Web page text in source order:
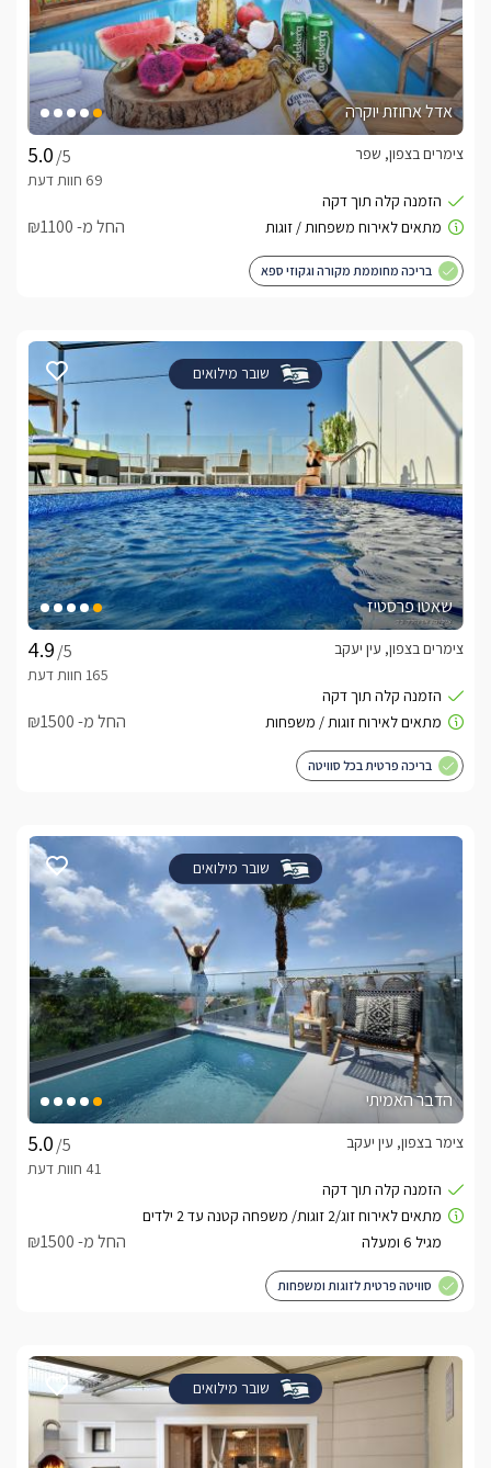
אדל אחוזת יוקרה
/5
צימרים בצפון, שפר
החל מ- ₪1100
בריכה מחוממת מקורה וגקוזי ספא
שובר מילואים
שאטו פרסטיז
/5
צימרים בצפון, עין יעקב
החל מ- ₪1500
בריכה פרטית בכל סוויטה
שובר מילואים
הדבר האמיתי
/5
צימר בצפון, עין יעקב
החל מ- ₪1500
סוויטה פרטית לזוגות ומשפחות
שובר מילואים